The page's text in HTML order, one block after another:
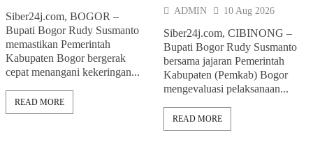
Siber24j.com, BOGOR –
Bupati Bogor Rudy Susmanto
memastikan Pemerintah
Kabupaten Bogor bergerak
cepat menangani kekeringan...
READ MORE
ADMIN 10 Aug 2026
Siber24j.com, CIBINONG –
Bupati Bogor Rudy Susmanto
bersama jajaran Pemerintah
Kabupaten (Pemkab) Bogor
mengevaluasi pelaksanaan...
READ MORE